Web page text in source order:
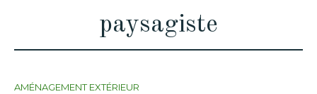
paysagiste
AMÉNAGEMENT EXTÉRIEUR